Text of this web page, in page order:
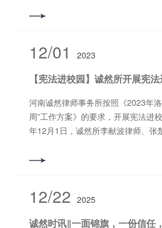
案11新旧法条对比》 孙占亚律
15036763837 地址：洛龙区太康
市洛龙区太康东路恒生科技
长按二维码关注 联系方式：
网址：www.hncrls.com 地址：
康东路恒生科技园A区6号楼11层
12/01 2023
【宪法进校园】诚然所开展宪
河南诚然律师事务所按照《2023年
周”工作方案》的要求，开展宪法进
年12月1日，诚然所李献波律师、张
动。 李献波、张楚律师以“弘扬宪法
们互动的形式，加深大家对宪法的理
12/22 2025